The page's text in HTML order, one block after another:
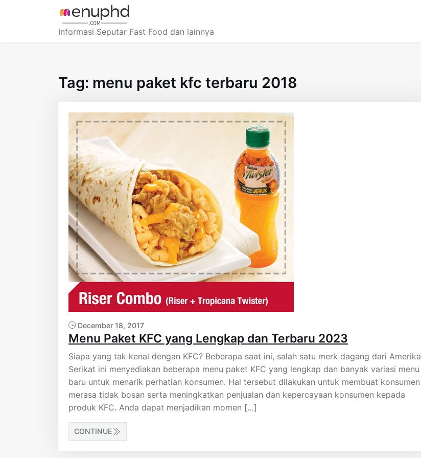
Informasi Seputar Fast Food dan lainnya
Tag: menu paket kfc terbaru 2018
December 18, 2017
Menu Paket KFC yang Lengkap dan Terbaru 2023
Siapa yang tak kenal dengan KFC? Beberapa saat ini, salah satu merk dagang dari Amerika
Serikat ini menyediakan beberapa menu paket KFC yang lengkap dan banyak variasi menu
baru untuk menarik perhatian konsumen. Hal tersebut dilakukan untuk membuat konsumen
merasa tidak bosan serta meningkatkan penjualan dan kepercayaan konsumen kepada
produk KFC. Anda dapat menjadikan momen […]
CONTINUE